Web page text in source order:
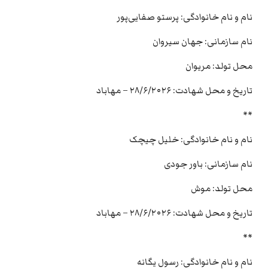
نام و نام خانوادگی: پرستو صفایی‌پور
نام سازمانی: جهان سیروان
محل تولد: مریوان
تاریخ و محل شهادت: ۲۸/۶/۲۰۲۶ – مهاباد
**
نام و نام خانوادگی: خلیل چیچک
نام سازمانی: باور جودی
محل تولد: موش
تاریخ و محل شهادت: ۲۸/۶/۲۰۲۶ – مهاباد
**
نام و نام خانوادگی: رسول یگانه